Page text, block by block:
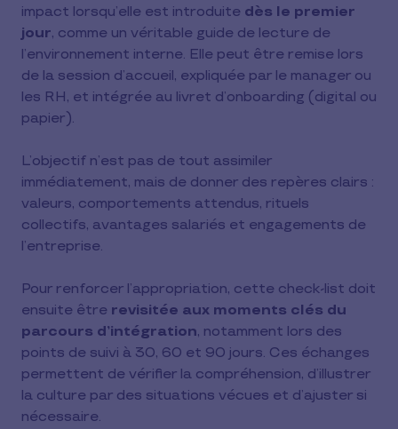
impact lorsqu’elle est introduite dès le premier
jour, comme un véritable guide de lecture de
l’environnement interne. Elle peut être remise lors
de la session d’accueil, expliquée par le manager ou
les RH, et intégrée au livret d’onboarding (digital ou
papier).
L’objectif n’est pas de tout assimiler
immédiatement, mais de donner des repères clairs :
valeurs, comportements attendus, rituels
collectifs, avantages salariés et engagements de
l’entreprise.
Pour renforcer l’appropriation, cette check-list doit
ensuite être revisitée aux moments clés du
parcours d’intégration, notamment lors des
points de suivi à 30, 60 et 90 jours. Ces échanges
permettent de vérifier la compréhension, d’illustrer
la culture par des situations vécues et d’ajuster si
nécessaire.